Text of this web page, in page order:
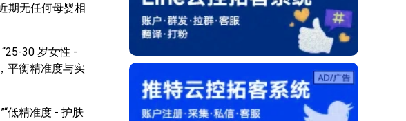
期无任何母婴相
30 岁女性 -
平衡精准度与实
低精准度 - 护肤